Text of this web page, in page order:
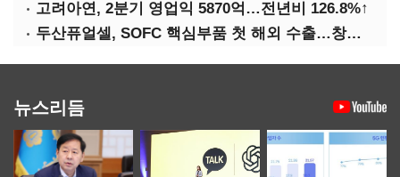
고려아연, 2분기 영업익 5870억…전년비 126.8%↑
두산퓨얼셀, SOFC 핵심부품 첫 해외 수출…창사 이래 최대 규모
뉴스리듬